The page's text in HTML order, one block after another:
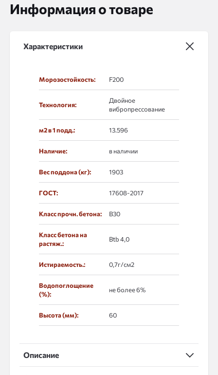
Информация о товаре
Характеристики
Морозостойкость: F200
Технология:
Двойное
вибропрессование
м2 в 1 подд.: 13.596
Наличие: в наличии
Вес поддона (кг): 1903
ГОСТ: 17608-2017
Класс прочн. бетона: B30
Класс бетона на
растяж.:
Btb 4,0
Истираемость.: 0,7г/см2
Водопоглощение
(%):
не более 6%
Высота (мм): 60
Описание